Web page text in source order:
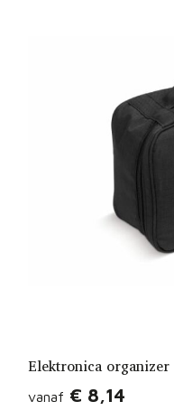
Elektronica organizer
vanaf € 8,14